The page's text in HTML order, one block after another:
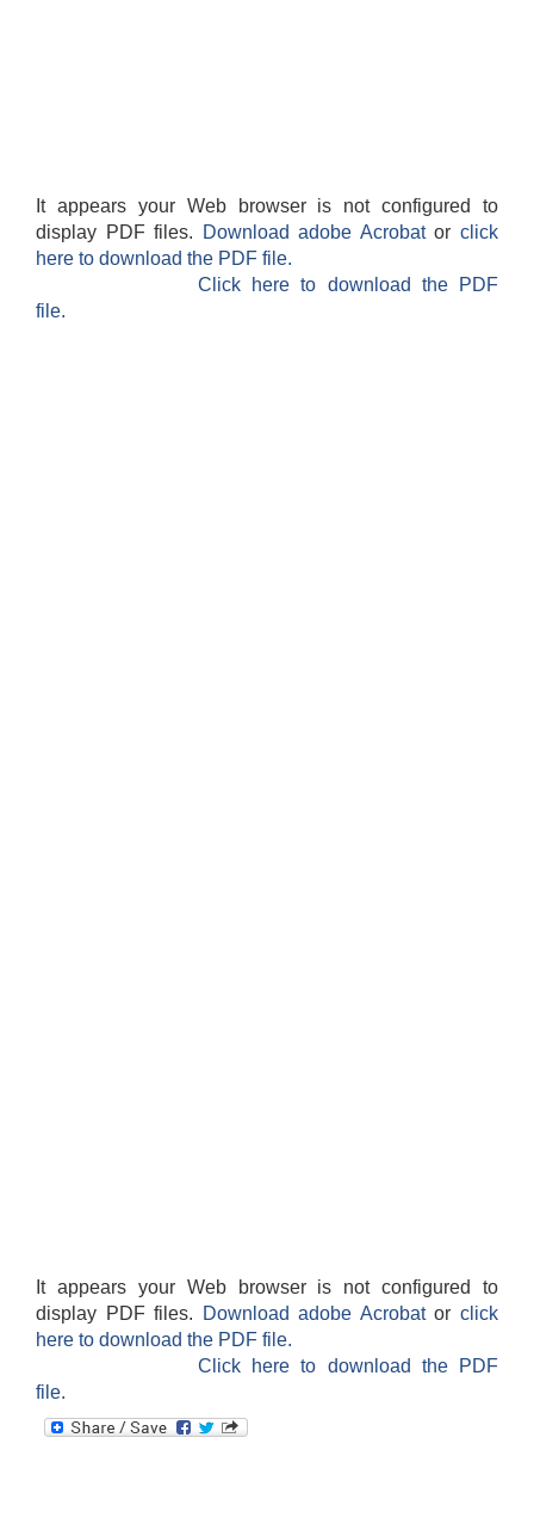
It appears your Web browser is not configured to
display PDF files.
Download adobe Acrobatorclick
here to download the PDF file.
Click here to download the PDF
file.
It appears your Web browser is not configured to
display PDF files.
Download adobe Acrobatorclick
here to download the PDF file.
Click here to download the PDF
file.